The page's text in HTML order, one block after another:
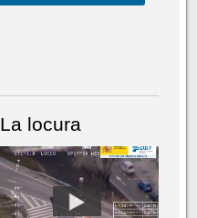
La locura